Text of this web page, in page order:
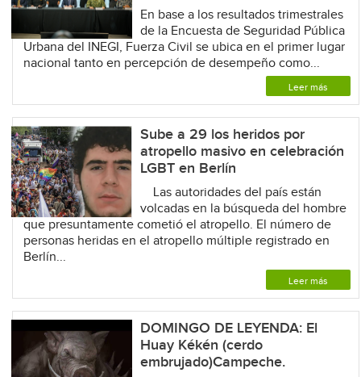
En base a los resultados trimestrales
de la Encuesta de Seguridad Pública
Urbana del INEGI, Fuerza Civil se ubica en el primer lugar
nacional tanto en percepción de desempeño como...
Leer más
Sube a 29 los heridos por
atropello masivo en celebración
LGBT en Berlín
Las autoridades del país están
volcadas en la búsqueda del hombre
que presuntamente cometió el atropello. El número de
personas heridas en el atropello múltiple registrado en
Berlín...
Leer más
DOMINGO DE LEYENDA: El
Huay Kékén (cerdo
embrujado)Campeche.